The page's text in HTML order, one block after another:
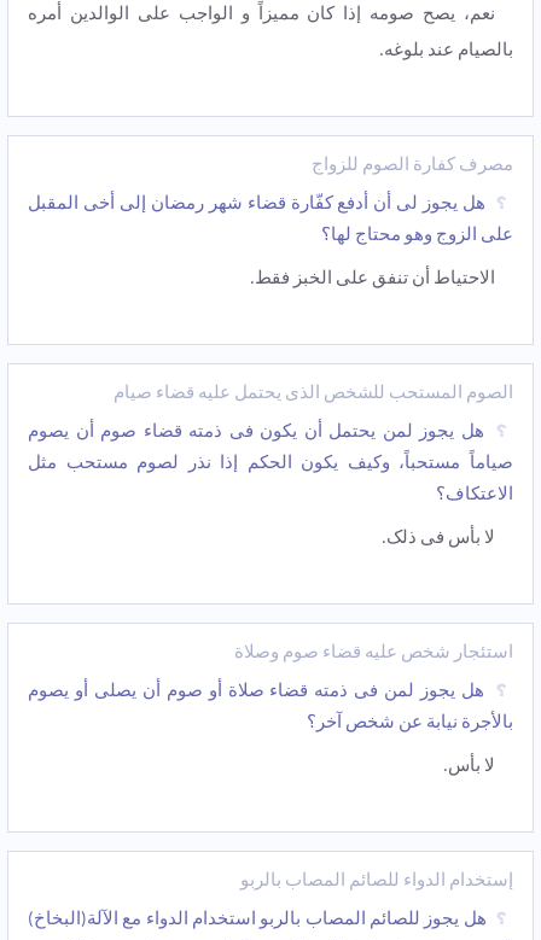
نعم، یصح صومه إذا کان ممیزاً و الواجب علی الوالدین أمره
بالصیام عند بلوغه.
مصرف کفارة الصوم للزواج
هل یجوز لی أن أدفع کفّارة قضاء شهر رمضان إلى أخی المقبل
على الزوج وهو محتاج لها؟
الاحتیاط أن تنفق على الخبز فقط.
الصوم المستحب للشخص الذی یحتمل علیه قضاء صیام
هل یجوز لمن یحتمل أن یکون فی ذمته قضاء صوم أن یصوم
صیاماً مستحباً، وکیف یکون الحکم إذا نذر لصوم مستحب مثل
الاعتکاف؟
لا بأس فی ذلک.
استئجار شخص علیه قضاء صوم وصلاة
هل یجوز لمن فی ذمته قضاء صلاة أو صوم أن یصلی أو یصوم
بالأجرة نیابة عن شخص آخر؟
لا بأس.
إستخدام الدواء للصائم المصاب بالربو
هل یجوز للصائم المصاب بالربو استخدام الدواء مع الآلة(البخاخ)